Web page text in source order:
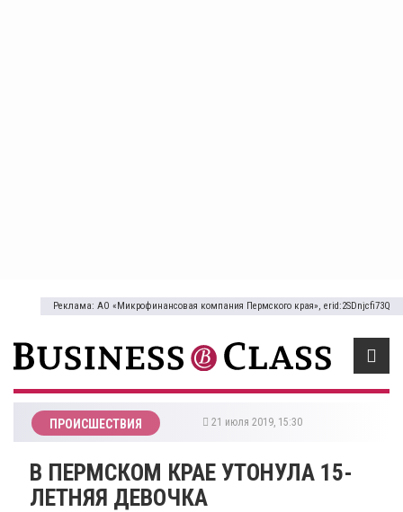
Реклама: АО «Микрофинансовая компания Пермского края», erid:2SDnjcfi73Q
ПРОИСШЕСТВИЯ 21 июля 2019, 15:30
В ПЕРМСКОМ КРАЕ УТОНУЛА 15-
ЛЕТНЯЯ ДЕВОЧКА